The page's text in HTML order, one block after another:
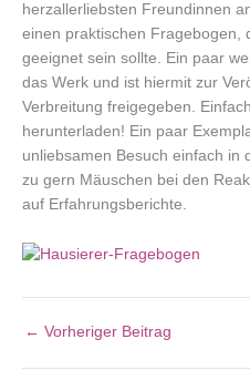
herzallerliebsten Freundinnen
einen praktischen Fragebogen,
geeignet sein sollte. Ein paar
das Werk und ist hiermit zur
Verbreitung freigegeben. Einfach
herunterladen! Ein paar
unliebsamen Besuch einfach in
zu gern Mäuschen bei den
auf Erfahrungsberichte.
← Vorheriger Beitrag